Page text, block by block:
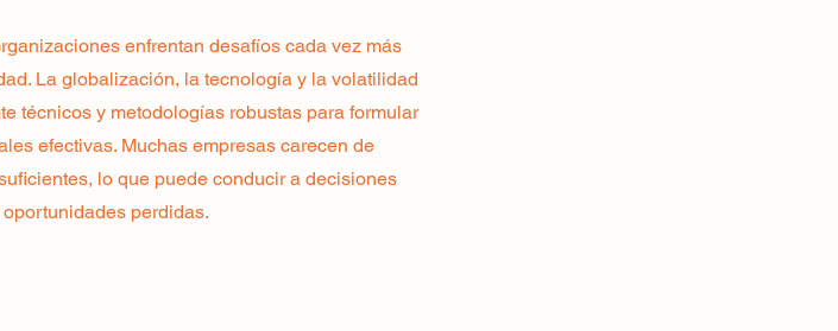
enfrentan desafíos cada vez más
La globalización, la tecnología y la volatilidad
técnicos y metodologías robustas para formular
efectivas. Muchas empresas carecen de
lo que puede conducir a decisiones
perdidas.